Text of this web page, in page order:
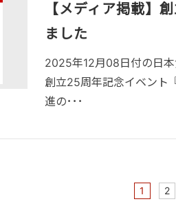
【メディア掲載】
ました
2025年12月08日付の日
創立25周年記念イベント
進の･･･
1 2